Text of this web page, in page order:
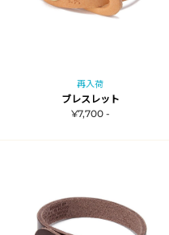
再入荷
ブレスレット
¥7,700 -